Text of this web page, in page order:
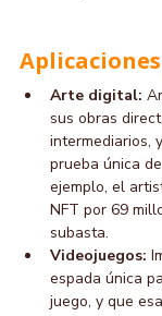
Arte digital:
sus obras
intermediarios,
prueba única
ejemplo, el
NFT por 69
subasta.
Videojuegos:
espada única
juego, y que